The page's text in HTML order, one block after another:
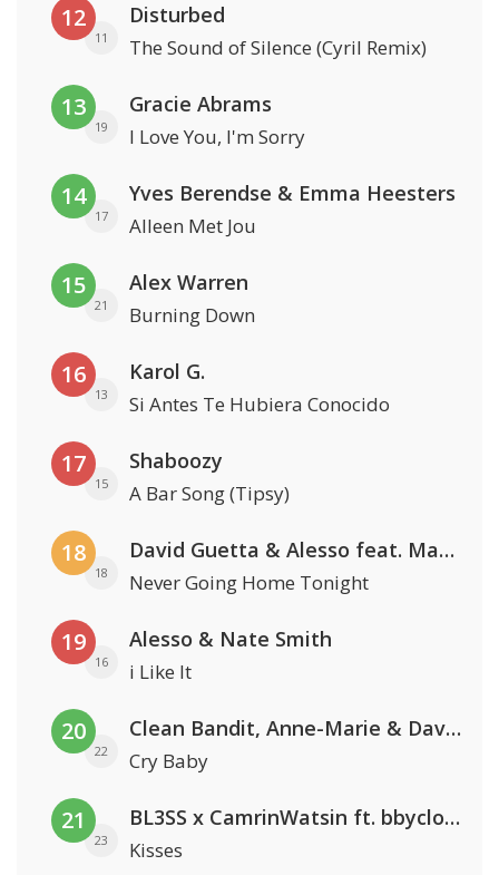
12
11
Disturbed
The Sound of Silence (Cyril Remix)
13
19
Gracie Abrams
I Love You, I'm Sorry
14
17
Yves Berendse & Emma Heesters
Alleen Met Jou
15
21
Alex Warren
Burning Down
16
13
Karol G.
Si Antes Te Hubiera Conocido
17
15
Shaboozy
A Bar Song (Tipsy)
18
18
David Guetta & Alesso feat. Madison Love
Never Going Home Tonight
19
16
Alesso & Nate Smith
i Like It
20
22
Clean Bandit, Anne-Marie & David Guetta
Cry Baby
21
23
BL3SS x CamrinWatsin ft. bbyclose
Kisses